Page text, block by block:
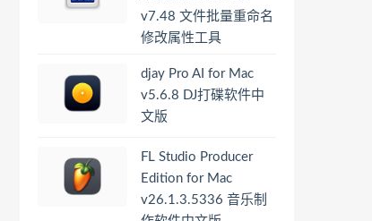
v7.48 文件批量重命名
修改属性工具
djay Pro AI for Mac
v5.6.8 DJ打碟软件中
文版
FL Studio Producer
Edition for Mac
v26.1.3.5336 音乐制